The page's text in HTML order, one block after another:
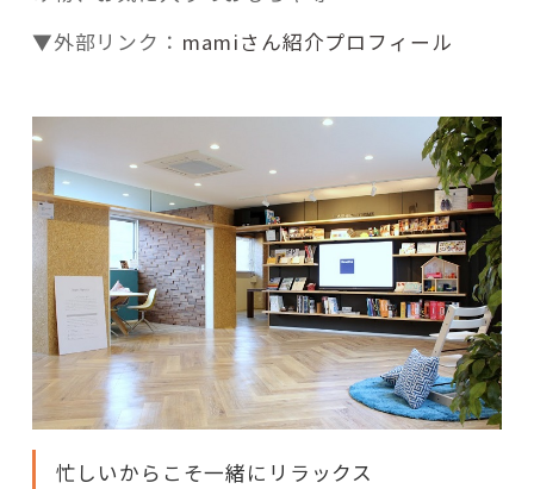
▼外部リンク： mamiさん紹介プロフィール
忙しいからこそ一緒にリラックス